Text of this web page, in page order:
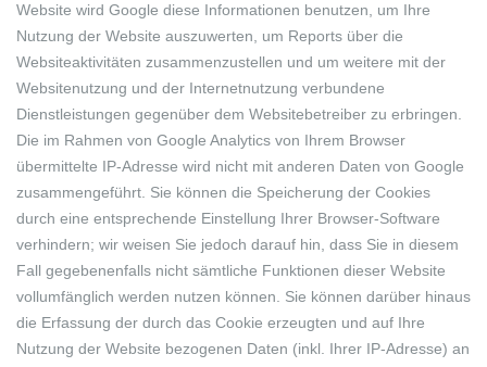
Website wird Google diese Informationen benutzen, um Ihre
Nutzung der Website auszuwerten, um Reports über die
Websiteaktivitäten zusammenzustellen und um weitere mit der
Websitenutzung und der Internetnutzung verbundene
Dienstleistungen gegenüber dem Websitebetreiber zu erbringen.
Die im Rahmen von Google Analytics von Ihrem Browser
übermittelte IP-Adresse wird nicht mit anderen Daten von Google
zusammengeführt. Sie können die Speicherung der Cookies
durch eine entsprechende Einstellung Ihrer Browser-Software
verhindern; wir weisen Sie jedoch darauf hin, dass Sie in diesem
Fall gegebenenfalls nicht sämtliche Funktionen dieser Website
vollumfänglich werden nutzen können. Sie können darüber hinaus
die Erfassung der durch das Cookie erzeugten und auf Ihre
Nutzung der Website bezogenen Daten (inkl. Ihrer IP-Adresse) an